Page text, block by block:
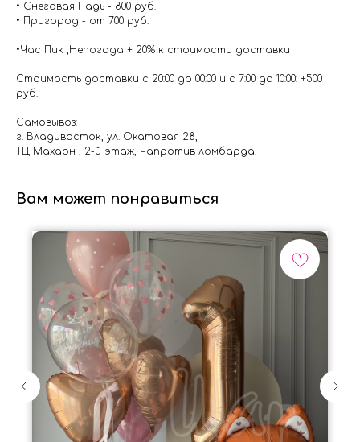
• Снеговая Падь - 800 руб.
• Пригород - от 700 руб.
•Час Пик ,Непогода + 20% к стоимости доставки
Стоимость доставки с 20:00 до 00:00 и с 7:00 до 10:00: +500
руб.
Самовывоз:
г. Владивосток, ул. Окатовая 28,
ТЦ Махаон , 2-й этаж, напротив ломбарда.
Вам может понравиться